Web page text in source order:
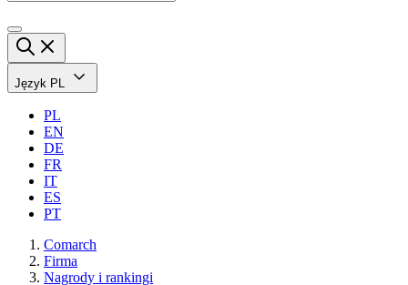
Język PL
PL
EN
DE
FR
IT
ES
PT
Comarch
Firma
Nagrody i rankingi